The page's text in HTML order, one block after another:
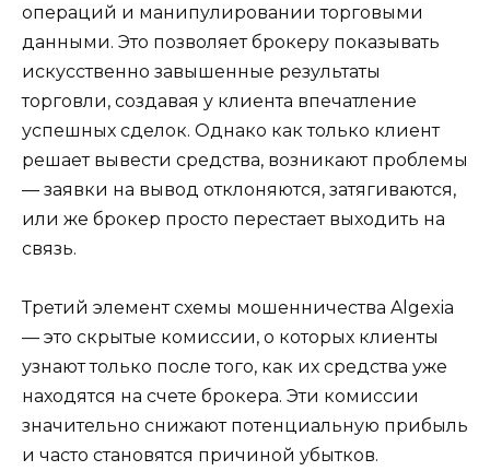
операций и манипулировании торговыми
данными. Это позволяет брокеру показывать
искусственно завышенные результаты
торговли, создавая у клиента впечатление
успешных сделок. Однако как только клиент
решает вывести средства, возникают проблемы
— заявки на вывод отклоняются, затягиваются,
или же брокер просто перестает выходить на
связь.
Третий элемент схемы мошенничества Algexia
— это скрытые комиссии, о которых клиенты
узнают только после того, как их средства уже
находятся на счете брокера. Эти комиссии
значительно снижают потенциальную прибыль
и часто становятся причиной убытков.